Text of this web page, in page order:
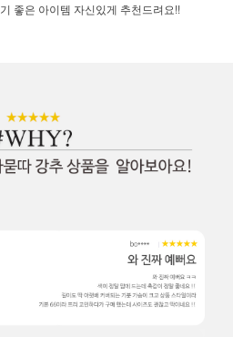
좋은 아이템 자신있게 추천드려요!!